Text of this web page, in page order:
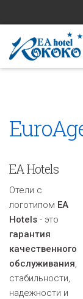
EA Hotels
Отели с
логотипом EA
Hotels - это
гарантия
качественного
обслуживания,
стабильности,
надежности и